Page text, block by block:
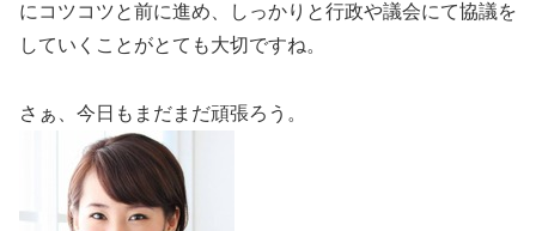
にコツコツと前に進め、しっかりと行政や議会にて協議を
していくことがとても大切ですね。
さぁ、今日もまだまだ頑張ろう。